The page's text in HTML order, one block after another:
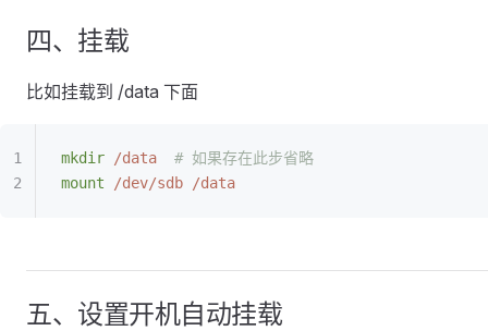
四、挂载
比如挂载到 /data 下面
mkdir /data
  # 如果存在此步省略
mount /dev/sdb /data
五、设置开机自动挂载